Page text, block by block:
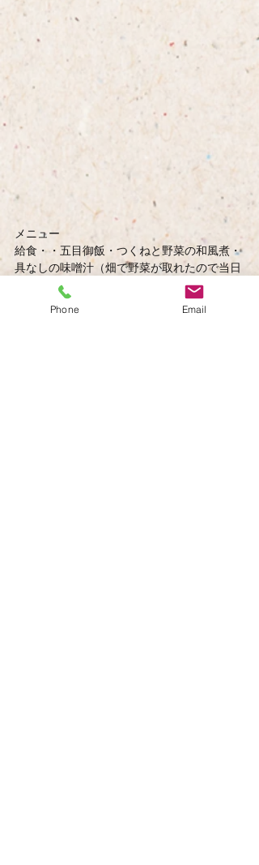
メニュー
給食・・五目御飯・つくねと野菜の和風煮・
具なしの味噌汁（畑で野菜が取れたので当日
入れました）・バナナ（災害時の提供は無い
旨を説明後、栄養摂取の観点から提供）
Phone Email